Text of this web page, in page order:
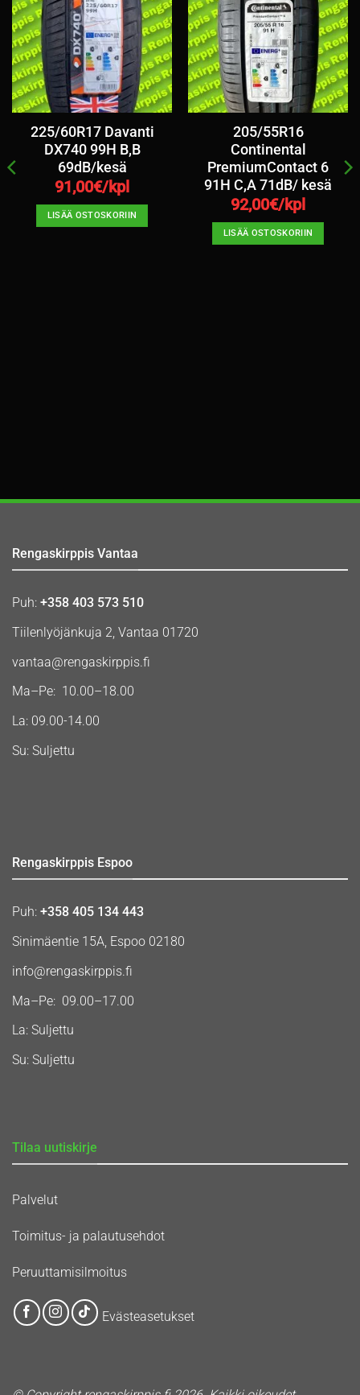
225/60R17 Davanti
DX740 99H B,B
69dB/kesä
91,00€/kpl
LISÄÄ OSTOSKORIIN
205/55R16
Continental
PremiumContact 6
91H C,A 71dB/ kesä
92,00€/kpl
LISÄÄ OSTOSKORIIN
Rengaskirppis Vantaa
Puh: +358 403 573 510
Tiilenlyöjänkuja 2, Vantaa 01720
vantaa@rengaskirppis.fi
Ma–Pe: 10.00–18.00
La: 09.00-14.00
Su: Suljettu
Rengaskirppis Espoo
Puh: +358 405 134 443
Sinimäentie 15A, Espoo 02180
info@rengaskirppis.fi
Ma–Pe: 09.00–17.00
La: Suljettu
Su: Suljettu
Tilaa uutiskirje
Palvelut
Toimitus- ja palautusehdot
Peruuttamisilmoitus
Evästeasetukset